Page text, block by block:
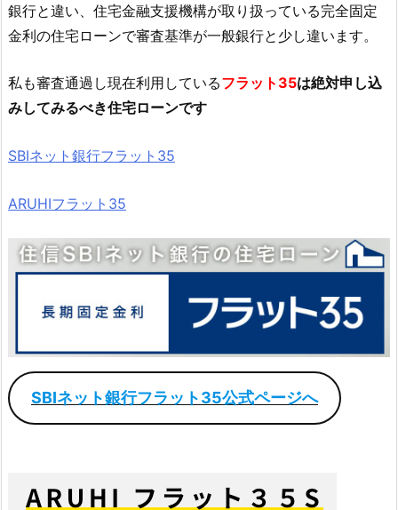
銀行と違い、住宅金融支援機構が取り扱っている完全固定
金利の住宅ローンで審査基準が一般銀行と少し違います。
私も審査通過し現在利用しているフラット35は絶対申し込
みしてみるべき住宅ローンです
SBIネット銀行フラット35
ARUHIフラット35
SBIネット銀行フラット35公式ページへ